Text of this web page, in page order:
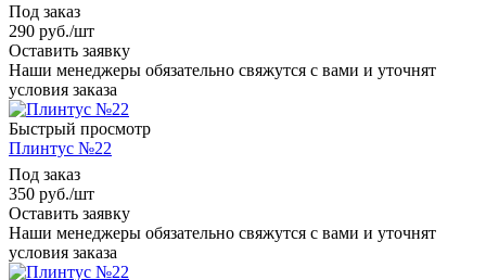
Под заказ
290 руб./шт
Оставить заявку
Наши менеджеры обязательно свяжутся с вами и уточнят
условия заказа
Быстрый просмотр
Плинтус №22
Под заказ
350 руб./шт
Оставить заявку
Наши менеджеры обязательно свяжутся с вами и уточнят
условия заказа